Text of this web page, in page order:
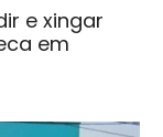
e xingar
em